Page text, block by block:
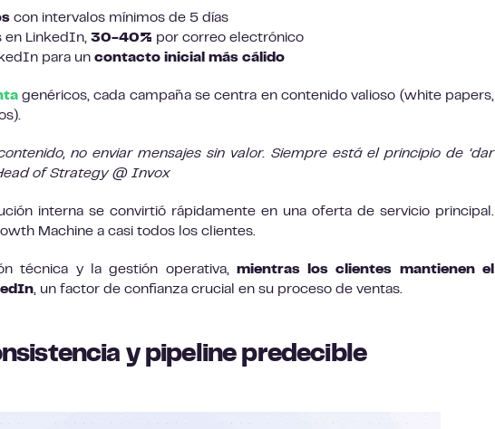
con intervalos mínimos de 5 días
en LinkedIn, 30-40% por correo electrónico
para un contacto inicial más cálido
genéricos, cada campaña se centra en contenido valioso (white papers,
no enviar mensajes sin valor. Siempre está el principio de ‘dar
of Strategy @ Invox
interna se convirtió rápidamente en una oferta de servicio principal.
Machine a casi todos los clientes.
técnica y la gestión operativa, mientras los clientes mantienen el
, un factor de confianza crucial en su proceso de ventas.
y pipeline predecible